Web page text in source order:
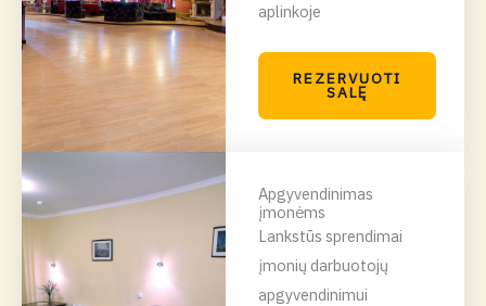
aplinkoje
REZERVUOTI
SALĘ
Apgyvendinimas
įmonėms
Lankstūs sprendimai
įmonių darbuotojų
apgyvendinimui